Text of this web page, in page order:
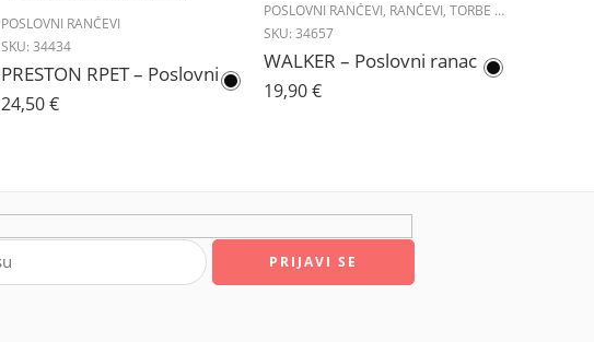
POSLOVNI RANČEVI
SKU: 34434
PRESTON RPET – Poslovni ranac
24,50€
POSLOVNI RANČEVI RANČEVI TORBE & PUTOVANJE
SKU: 34657
WALKER – Poslovni ranac
19,90€